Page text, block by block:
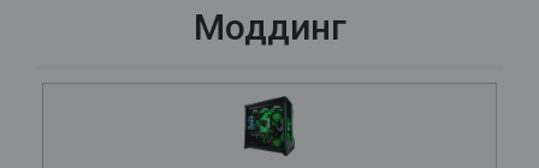
Моддинг